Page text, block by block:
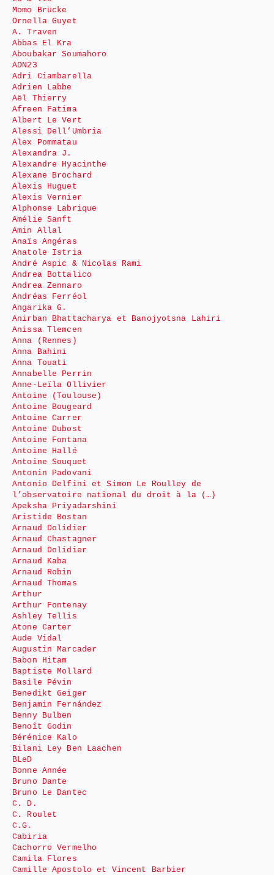
Momo Brücke
Ornella Guyet
A. Traven
Abbas El Kra
Aboubakar Soumahoro
ADN23
Adri Ciambarella
Adrien Labbe
Aël Thierry
Afreen Fatima
Albert Le Vert
Alessi Dell’Umbria
Alex Pommatau
Alexandra J.
Alexandre Hyacinthe
Alexane Brochard
Alexis Huguet
Alexis Vernier
Alphonse Labrique
Amélie Sanft
Amin Allal
Anaïs Angéras
Anatole Istria
André Aspic & Nicolas Rami
Andrea Bottalico
Andrea Zennaro
Andréas Ferréol
Angarika G.
Anirban Bhattacharya et Banojyotsna Lahiri
Anissa Tlemcen
Anna (Rennes)
Anna Bahini
Anna Touati
Annabelle Perrin
Anne-Leïla Ollivier
Antoine (Toulouse)
Antoine Bougeard
Antoine Carrer
Antoine Dubost
Antoine Fontana
Antoine Hallé
Antoine Souquet
Antonin Padovani
Antonio Delfini et Simon Le Roulley de
l’observatoire national du droit à la (…)
Apeksha Priyadarshini
Aristide Bostan
Arnaud Dolidier
Arnaud Chastagner
Arnaud Dolidier
Arnaud Kaba
Arnaud Robin
Arnaud Thomas
Arthur
Arthur Fontenay
Ashley Tellis
Atone Carter
Aude Vidal
Augustin Marcader
Babon Hitam
Baptiste Mollard
Basile Pévin
Benedikt Geiger
Benjamin Fernández
Benny Bulben
Benoît Godin
Bérénice Kalo
Bilani Ley Ben Laachen
BLeD
Bonne Année
Bruno Dante
Bruno Le Dantec
C. D.
C. Roulet
C.G.
Cabiria
Cachorro Vermelho
Camila Flores
Camille Apostolo et Vincent Barbier